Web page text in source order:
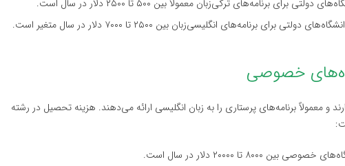
برای برنامه‌های ترکی‌زبان معمولاً بین ۵۰۰ تا ۲۵۰۰ دلار در سال است.
برای برنامه‌های انگلیسی‌زبان بین ۲۵۰۰ تا ۷۰۰۰ دلار در سال متغیر است.
خصوصی
معمولاً برنامه‌های پرستاری را به زبان انگلیسی ارائه می‌دهند. هزینه تحصیل در رشته
۸۰۰۰ تا ۲۰۰۰۰ دلار در سال است.